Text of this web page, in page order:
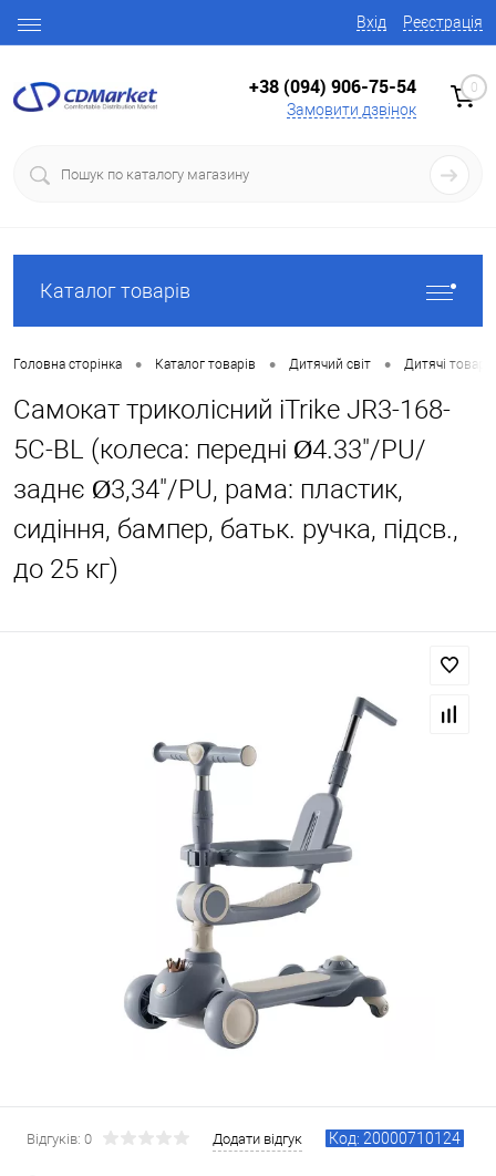
Вхід Реєстрація
+38 (094) 906-75-54
Замовити дзвінок
0
Каталог товарів
Головна сторінка • Каталог товарів • Дитячий світ • Дитячі
Самокат триколісний iTrike JR3-168-
5С-BL (колеса: передні Ø4.33"/PU/
заднє Ø3,34"/PU, рама: пластик,
сидіння, бампер, батьк. ручка, підсв.,
до 25 кг)
Відгуків: 0 Додати відгук Код: 20000710124